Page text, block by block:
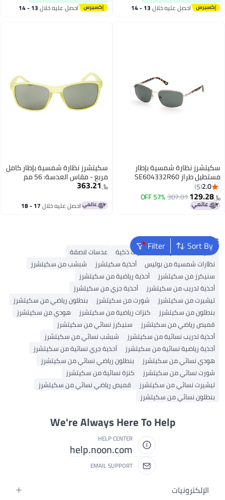
احصل عليه خلال 13 - 14 احصل عليه خلال 13 - 14
سكيتشرز نظارة شمسية بإطار
مستطيل طراز SE604332R60
للرجال
2.0
5
﷼‏129.28
307.01
57% OFF
سكيتشرز نظارة شمسية بإطار كامل
مربع - مقاس العدسة: 56 مم
للرجال
﷼‏363.21
احصل عليه خلال 17 - 18
Sort By
FilterPopular Searches
نظارات شمسية رجالية نظارات ذكية
عدسات لاصقة
نظارات شمسية من بوليس
أحذية سكيتشرز
شبشب من سكيتشرز
سنيكرز من سكيتشرز
أحذية رياضية من سكيتشرز
أحذية تدريب من سكيتشرز
أحذية جري من سكيتشرز
تيشيرت من سكيتشرز
شورت من سكيتشرز
بنطلون رياضي من سكيتشرز
بنطلون من سكيتشرز
كنزات رياضية من سكيتشرز
هودي من سكيتشرز
قميص رياضي من سكيتشرز
سنيكرز نسائي من سكيتشرز
أحذية تدريب نسائية من سكيتشرز
شبشب نسائي من سكيتشرز
أحذية رياضية نسائية من سكيتشرز
أحذية جري نسائية من سكيتشرز
هودي نسائي من سكيتشرز
بنطلون رياضي نسائي من سكيتشرز
شورت نسائي من سكيتشرز
كنزة نسائية من سكيتشرز
تيشيرت نسائي من سكيتشرز
قميص رياضي نسائي من سكيتشرز
بنطلون نسائي من سكيتشرز
We're Always Here To Help
HELP CENTER
help.noon.com
EMAIL SUPPORT
الإلكترونيات